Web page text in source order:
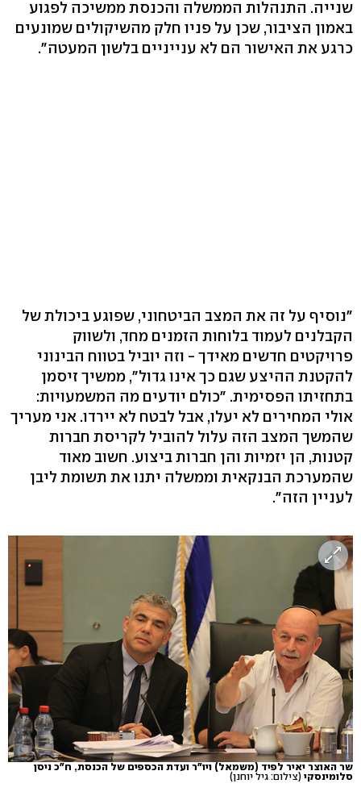
שנייה. התנהלות הממשלה והכנסת ממשיכה לפגוע
באמון הציבור, שכן על פניו חלק מהשיקולים שמונעים
כרגע את האישור הם לא ענייניים בלשון המעטה".
"נוסיף על זה את המצב הביטחוני, שפוגע ביכולת של
הקבלנים לעמוד בלוחות הזמנים מחד, ולשווק
פרויקטים חדשים מאידך - וזה יוביל בטווח הבינוני
להקטנת ההיצע שגם כך אינו גדול", ממשיך זיסמן
בתחזיתו הפסימית. "כולם יודעים מה המשמעויות:
אולי המחירים לא יעלו, אבל לבטח לא יירדו. אני מעריך
שהמשך המצב הזה עלול להוביל לקריסת חברות
קטנות, הן יזמיות והן חברות ביצוע. חשוב מאוד
שהמערכת הבנקאית וממשלה יתנו את תשומת ליבן
לעניין הזה".
שר האוצר יאיר לפיד (משמאל) ויו"ר ועדת הכספים של הכנסת, ח"כ ניסן
סלומינסקי (צילום: גיל יוחנן)